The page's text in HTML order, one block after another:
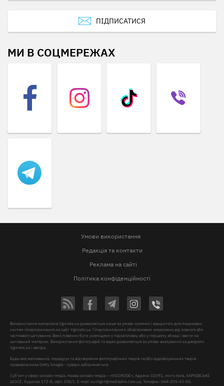
ПІДПИСАТИСЯ
МИ В СОЦМЕРЕЖАХ
Умови використання
Редакція та контакти
Реклама на сайті
Політика конфіденційності
Використання матеріалів Vgorode.ua дозволяється лише за умови прямого і відкритого для пошукових
систем гіперпосилання на сайт Vgorode.ua. Гіперпосилання є обов'язковим незалежно від повного або
часткового цитування. Воно повинно бути розміщене у підзаголовку або у першому абзаці і вести на
цитований матеріал. Використання фотографій та відео дозволяється за умови вказування на джерело
Vgorode.ua і автора.
Будь-яке копіювання, передрук та відтворення фотографічних творів та/або аудіовізуальних творів
правовласника Getty Images - суворо забороняється.
Суб'єкт у сфері онлайн-медіа, Назва онлайн-медіа – «VGORODE», Адреса: 02091, місто Київ, ХАРКІВСЬКЕ
ШОСЕ, будинок 172-Б, офіс 208/1, E-mail:sunlight@mediadim.com.ua , Телефон: 044-205-43-00,